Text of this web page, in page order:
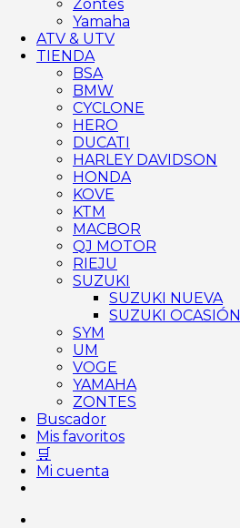
Zontes
Yamaha
ATV & UTV
TIENDA
BSA
BMW
CYCLONE
HERO
DUCATI
HARLEY DAVIDSON
HONDA
KOVE
KTM
MACBOR
QJ MOTOR
RIEJU
SUZUKI
SUZUKI NUEVA
SUZUKI OCASIÓN
SYM
UM
VOGE
YAMAHA
ZONTES
Buscador
Mis favoritos
🛒
Mi cuenta